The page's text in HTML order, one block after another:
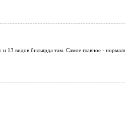
13 видов бильярда там. Самое главное -